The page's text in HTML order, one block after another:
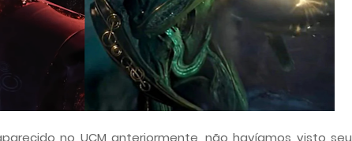
no UCM anteriormente, não havíamos visto seu